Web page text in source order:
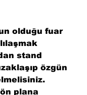
olduğu fuar
stand
özgün
ön plana